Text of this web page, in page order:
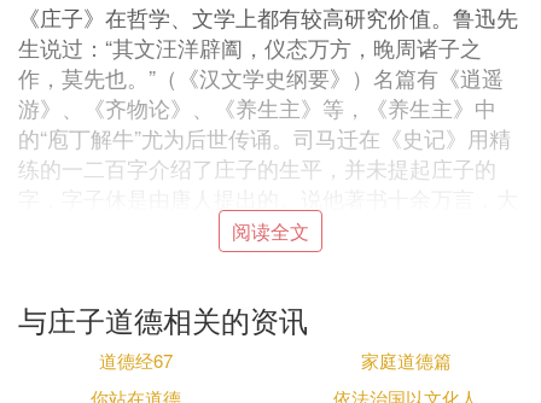
《庄子》在哲学、文学上都有较高研究价值。鲁迅先
生说过：“其文汪洋辟阖，仪态万方，晚周诸子之
作，莫先也。”（《汉文学史纲要》）名篇有《逍遥
游》、《齐物论》、《养生主》等，《养生主》中
的“庖丁解牛”尤为后世传诵。司马迁在《史记》用精
练的一二百字介绍了庄子的生平，并未提起庄子的
抵都是寓言，用来辨明老子的主张的。
《庄子·山木》篇探讨的是庄子的处世之道。在庄子
看来，在现实版社会生活中，处世不易权，世事多
患，很难找到一条万全之路，无论是材与不材，都是
阅读全文
与庄子道德相关的资讯
道德经67
家庭道德篇
你站在道德
依法治国以文化人